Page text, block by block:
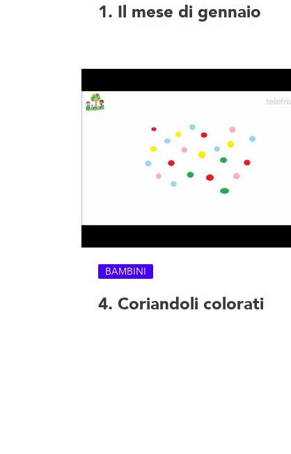
1. Il mese di gennaio
BAMBINI
4. Coriandoli colorati